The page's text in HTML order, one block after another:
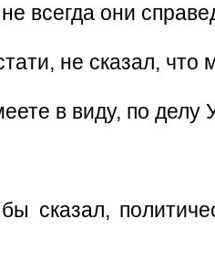
всегда они
не сказал, что
в виду, по делу
сказал,